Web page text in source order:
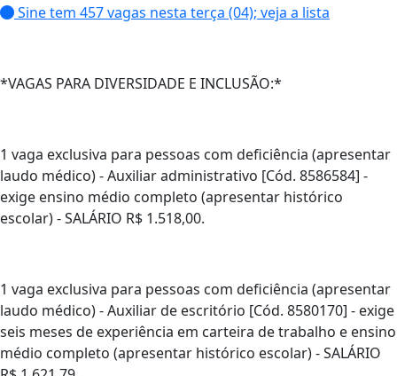
Sine tem 457 vagas nesta terça (04); veja a lista
*VAGAS PARA DIVERSIDADE E INCLUSÃO:*
1 vaga exclusiva para pessoas com deficiência (apresentar
laudo médico) - Auxiliar administrativo [Cód. 8586584] -
exige ensino médio completo (apresentar histórico
escolar) - SALÁRIO R$ 1.518,00.
1 vaga exclusiva para pessoas com deficiência (apresentar
laudo médico) - Auxiliar de escritório [Cód. 8580170] - exige
seis meses de experiência em carteira de trabalho e ensino
médio completo (apresentar histórico escolar) - SALÁRIO